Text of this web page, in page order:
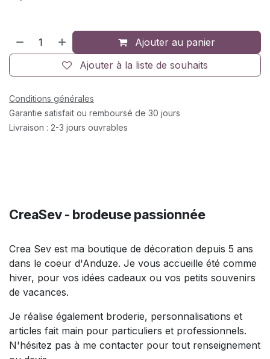
Ajouter au panier
Ajouter à la liste de souhaits
Conditions générales
Garantie satisfait ou remboursé de 30 jours
Livraison : 2-3 jours ouvrables
CreaSev - brodeuse passionnée
Crea Sev est ma boutique de décoration depuis 5 ans
dans le coeur d'Anduze. Je vous accueille été comme
hiver, pour vos idées cadeaux ou vos petits souvenirs
de vacances.
Je réalise également broderie, personnalisations et
articles fait main pour particuliers et professionnels.
N'hésitez pas à me contacter pour tout renseignement